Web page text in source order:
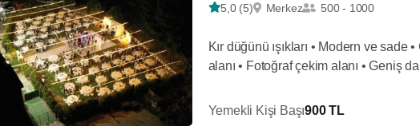
5,0 (5) Merkez 500 - 1000
Kır düğünü ışıkları • Modern ve sade
alanı • Fotoğraf çekim alanı • Geniş
Yemekli Kişi Başı900 TL